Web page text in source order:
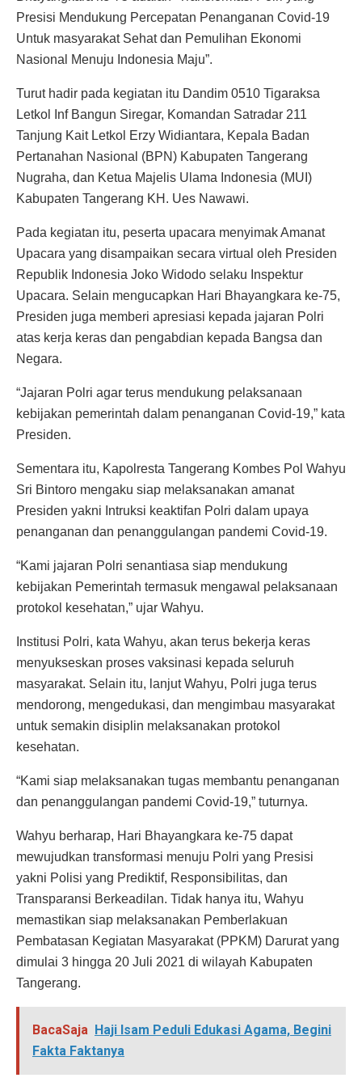
Presisi Mendukung Percepatan Penanganan Covid-19
Untuk masyarakat Sehat dan Pemulihan Ekonomi
Nasional Menuju Indonesia Maju”.
Turut hadir pada kegiatan itu Dandim 0510 Tigaraksa
Letkol Inf Bangun Siregar, Komandan Satradar 211
Tanjung Kait Letkol Erzy Widiantara, Kepala Badan
Pertanahan Nasional (BPN) Kabupaten Tangerang
Nugraha, dan Ketua Majelis Ulama Indonesia (MUI)
Kabupaten Tangerang KH. Ues Nawawi.
Pada kegiatan itu, peserta upacara menyimak Amanat
Upacara yang disampaikan secara virtual oleh Presiden
Republik Indonesia Joko Widodo selaku Inspektur
Upacara. Selain mengucapkan Hari Bhayangkara ke-75,
Presiden juga memberi apresiasi kepada jajaran Polri
atas kerja keras dan pengabdian kepada Bangsa dan
Negara.
“Jajaran Polri agar terus mendukung pelaksanaan
kebijakan pemerintah dalam penanganan Covid-19,” kata
Presiden.
Sementara itu, Kapolresta Tangerang Kombes Pol Wahyu
Sri Bintoro mengaku siap melaksanakan amanat
Presiden yakni Intruksi keaktifan Polri dalam upaya
penanganan dan penanggulangan pandemi Covid-19.
“Kami jajaran Polri senantiasa siap mendukung
kebijakan Pemerintah termasuk mengawal pelaksanaan
protokol kesehatan,” ujar Wahyu.
Institusi Polri, kata Wahyu, akan terus bekerja keras
menyukseskan proses vaksinasi kepada seluruh
masyarakat. Selain itu, lanjut Wahyu, Polri juga terus
mendorong, mengedukasi, dan mengimbau masyarakat
untuk semakin disiplin melaksanakan protokol
kesehatan.
“Kami siap melaksanakan tugas membantu penanganan
dan penanggulangan pandemi Covid-19,” tuturnya.
Wahyu berharap, Hari Bhayangkara ke-75 dapat
mewujudkan transformasi menuju Polri yang Presisi
yakni Polisi yang Prediktif, Responsibilitas, dan
Transparansi Berkeadilan. Tidak hanya itu, Wahyu
memastikan siap melaksanakan Pemberlakuan
Pembatasan Kegiatan Masyarakat (PPKM) Darurat yang
dimulai 3 hingga 20 Juli 2021 di wilayah Kabupaten
Tangerang.
BacaSaja Haji Isam Peduli Edukasi Agama, Begini
Fakta Faktanya